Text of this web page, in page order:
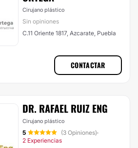
Cirujano plástico
Sin opiniones
C.11 Oriente 1817, Azcarate, Puebla
CONTACTAR
DR. RAFAEL RUIZ ENG
Cirujano plástico
5 (3 Opiniones)·
2 Experiencias